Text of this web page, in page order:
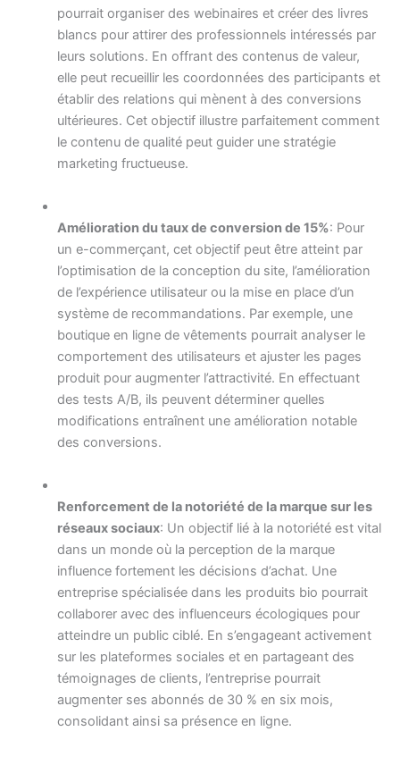
pourrait organiser des webinaires et créer des livres
blancs pour attirer des professionnels intéressés par
leurs solutions. En offrant des contenus de valeur,
elle peut recueillir les coordonnées des participants et
établir des relations qui mènent à des conversions
ultérieures. Cet objectif illustre parfaitement comment
le contenu de qualité peut guider une stratégie
marketing fructueuse.
Amélioration du taux de conversion de 15%: Pour
un e-commerçant, cet objectif peut être atteint par
l’optimisation de la conception du site, l’amélioration
de l’expérience utilisateur ou la mise en place d’un
système de recommandations. Par exemple, une
boutique en ligne de vêtements pourrait analyser le
comportement des utilisateurs et ajuster les pages
produit pour augmenter l’attractivité. En effectuant
des tests A/B, ils peuvent déterminer quelles
modifications entraînent une amélioration notable
des conversions.
Renforcement de la notoriété de la marque sur les
réseaux sociaux: Un objectif lié à la notoriété est vital
dans un monde où la perception de la marque
influence fortement les décisions d’achat. Une
entreprise spécialisée dans les produits bio pourrait
collaborer avec des influenceurs écologiques pour
atteindre un public ciblé. En s’engageant activement
sur les plateformes sociales et en partageant des
témoignages de clients, l’entreprise pourrait
augmenter ses abonnés de 30 % en six mois,
consolidant ainsi sa présence en ligne.